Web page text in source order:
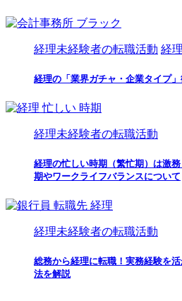
経理未経験者の転職活動 経
経理の「業界ガチャ・企業タイプ
経理未経験者の転職活動
経理の忙しい時期（繁忙期）は激
期やワークライフバランスについて
経理未経験者の転職活動
総務から経理に転職！実務経験を
法を解説